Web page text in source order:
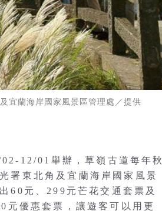
宜蘭海岸國家風景區管理處／提供
12/01舉辦，草嶺古道每年秋
署東北角及宜蘭海岸國家風景
60元、299元芒花交通套票及
元優惠套票，讓遊客可以用更